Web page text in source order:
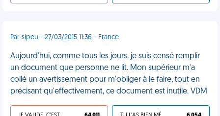
Par sipeu - 27/03/2015 11:36 - France
Aujourd'hui, comme tous les jours, je suis censé remplir
un document que personne ne lit. Mon supérieur m'a
collé un avertissement pour m'obliger à le faire, tout en
précisant qu'effectivement, ce document est inutile. VDM